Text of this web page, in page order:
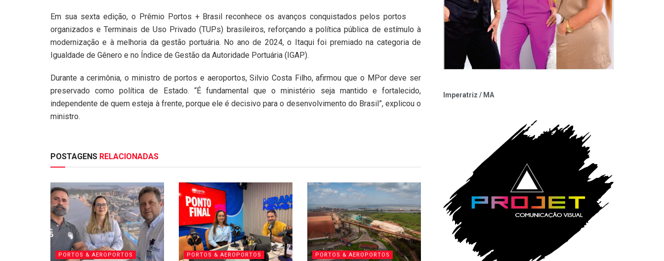
Em sua sexta edição, o Prêmio Portos + Brasil reconhece os avanços conquistados pelos portos
organizados e Terminais de Uso Privado (TUPs) brasileiros, reforçando a política pública de estímulo à
modernização e à melhoria da gestão portuária. No ano de 2024, o Itaqui foi premiado na categoria de
Igualdade de Gênero e no Índice de Gestão da Autoridade Portuária (IGAP).
Durante a cerimônia, o ministro de portos e aeroportos, Silvio Costa Filho, afirmou que o MPor deve ser
preservado como política de Estado. “É fundamental que o ministério seja mantido e fortalecido,
independente de quem esteja à frente, porque ele é decisivo para o desenvolvimento do Brasil”, explicou o
ministro.
POSTAGENS RELACIONADAS
PORTOS & AEROPORTOS PORTOS & AEROPORTOS PORTOS & AEROPORTOS
Imperatriz / MA